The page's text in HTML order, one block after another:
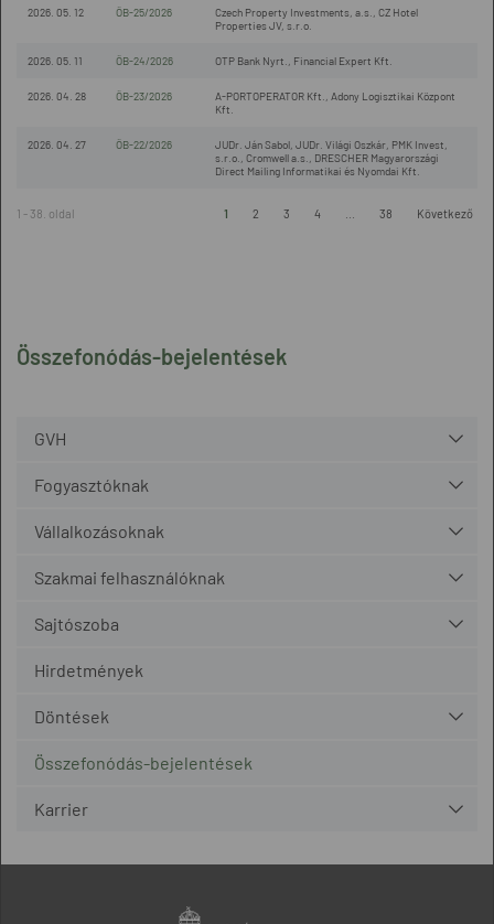
Összefonódás-bejelentések
GVH
Fogyasztóknak
Vállalkozásoknak
Szakmai felhasználóknak
Sajtószoba
Hirdetmények
Döntések
Összefonódás-bejelentések
Karrier
2026. 05. 12 ÖB-25/2026
Czech Property Investments, a.s., CZ Hotel
Properties JV, s.r.o.
2026. 05. 11 ÖB-24/2026 OTP Bank Nyrt., Financial Expert Kft.
2026. 04. 28 ÖB-23/2026
A-PORTOPERATOR Kft., Adony Logisztikai Központ
Kft.
2026. 04. 27 ÖB-22/2026
JUDr. Ján Sabol, JUDr. Világi Oszkár, PMK Invest,
s.r.o., Cromwell a.s., DRESCHER Magyarországi
Direct Mailing Informatikai és Nyomdai Kft.
1 - 38. oldal 1 2 3 4 38 Következő